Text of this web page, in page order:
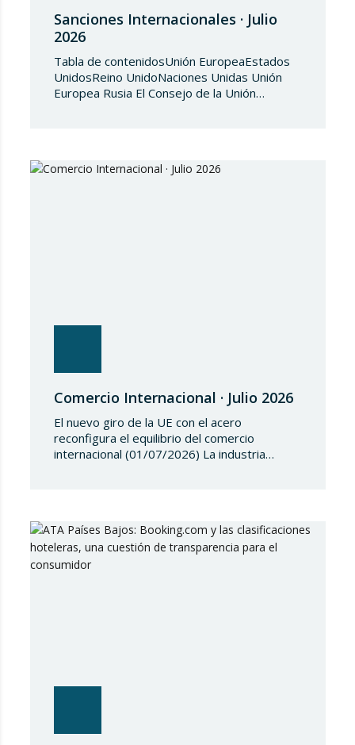
Sanciones Internacionales · Julio
2026
Tabla de contenidosUnión EuropeaEstados
UnidosReino UnidoNaciones Unidas Unión
Europea Rusia El Consejo de la Unión
(UE) 2018/1542 relativo a la adopción de
Comercio Internacional · Julio 2026
El nuevo giro de la UE con el acero
reconfigura el equilibrio del comercio
internacional (01/07/2026) La industria
Europea ha modificado las condiciones de
entrada de acero, estableciendo un
contingente arancelario de…